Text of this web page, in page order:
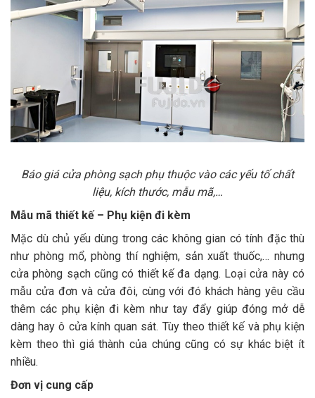
Báo giá cửa phòng sạch phụ thuộc vào các yếu tố chất
liệu, kích thước, mẫu mã,…
Mẫu mã thiết kế – Phụ kiện đi kèm
Mặc dù chủ yếu dùng trong các không gian có tính đặc thù
như phòng mổ, phòng thí nghiệm, sản xuất thuốc,… nhưng
cửa phòng sạch cũng có thiết kế đa dạng. Loại cửa này có
mẫu cửa đơn và cửa đôi, cùng với đó khách hàng yêu cầu
thêm các phụ kiện đi kèm như tay đẩy giúp đóng mở dễ
dàng hay ô cửa kính quan sát. Tùy theo thiết kế và phụ kiện
kèm theo thì giá thành của chúng cũng có sự khác biệt ít
nhiều.
Đơn vị cung cấp